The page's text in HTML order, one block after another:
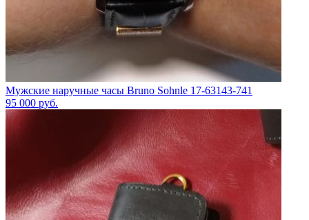
Мужские наручные часы Bruno Sohnle 17-63143-741
95 000 руб.